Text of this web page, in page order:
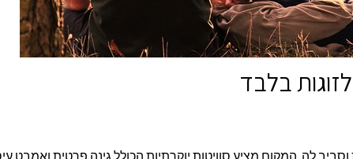
לה. המקום מציע סוויטות יוקרתיות הכולל גינה פרטית ואמבט